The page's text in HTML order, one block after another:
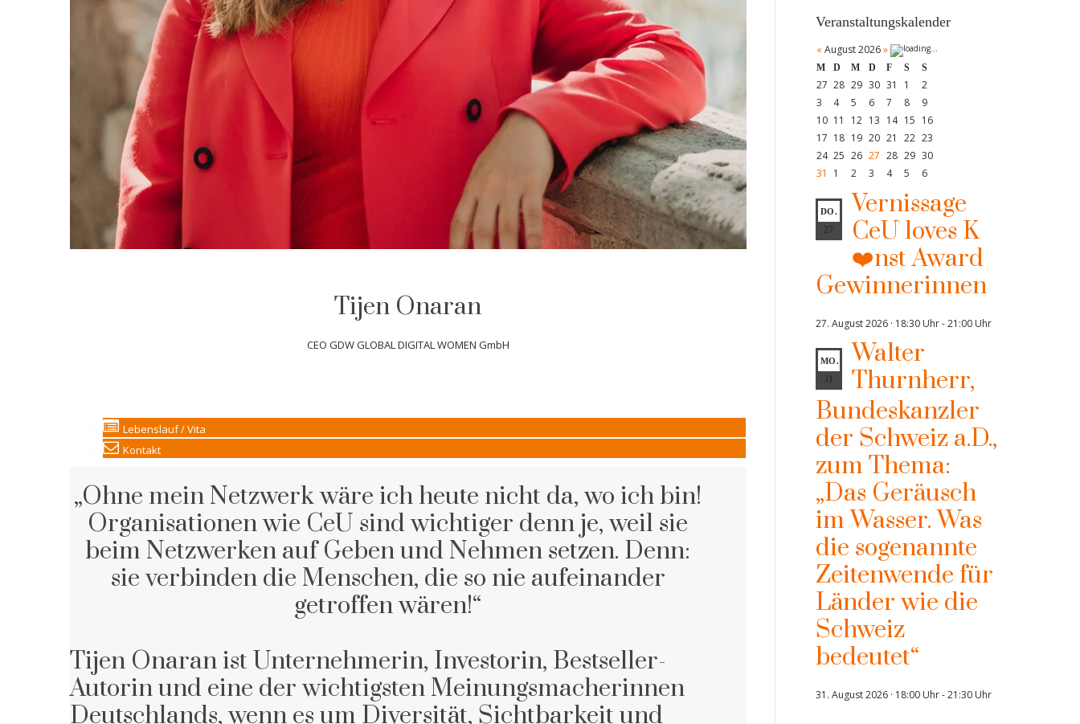
Tijen Onaran
CEO GDW GLOBAL DIGITAL WOMEN GmbH
Lebenslauf / Vita
Kontakt
„Ohne mein Netzwerk wäre ich heute nicht da, wo ich bin!
Organisationen wie CeU sind wichtiger denn je, weil sie
beim Netzwerken auf Geben und Nehmen setzen. Denn:
sie verbinden die Menschen, die so nie aufeinander
getroffen wären!“
Tijen Onaran ist Unternehmerin, Investorin, Bestseller-
Autorin und eine der wichtigsten Meinungsmacherinnen
Deutschlands, wenn es um Diversität, Sichtbarkeit und
Veranstaltungskalender
« August 2026 »
M D M D F S S
27 28 29 30 31 1
2
3
4 5 6 7 8
9
10 11 12 13 14 15 16
17 18 19 20 21 22 23
24 25 26 27 28 29 30
31
1 2 3 4 5 6
DO.
27
Vernissage
CeU loves K
❤️nst Award
Gewinnerinnen
27. August 2026 · 18:30 Uhr-21:00 Uhr
MO.
Walter
Thurnherr,
Bundeskanzler
der Schweiz a.D.,
zum Thema:
„Das Geräusch
im Wasser. Was
die sogenannte
Zeitenwende für
Länder wie die
Schweiz
bedeutet“
31. August 2026 · 18:00 Uhr-21:30 Uhr